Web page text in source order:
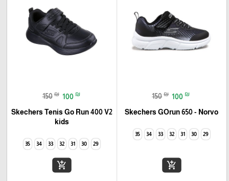
150 ₪ 100 ₪
Skechers GOrun 650 - Norvo
29
30
31
32
33
34
35
add_shopping_cart
150 ₪ 100 ₪
Skechers Tenis Go Run 400 V2
kids
29
30
31
32
33
34
35
add_shopping_cart